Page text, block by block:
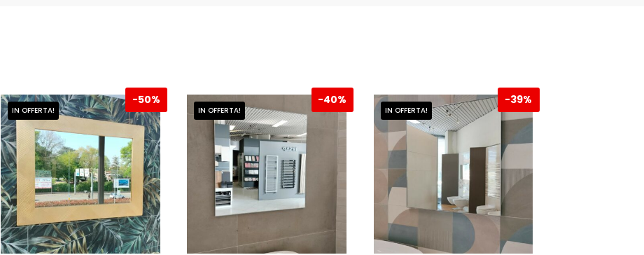
IN OFFERTA!
-50%
IN OFFERTA!
-40%
IN OFFERTA!
-39%